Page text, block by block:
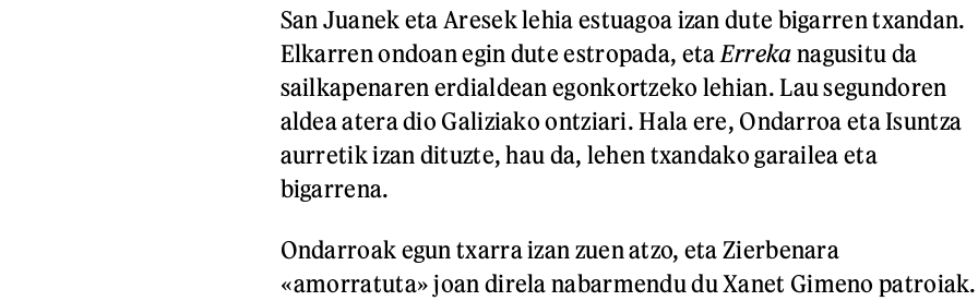
San Juanek eta Aresek lehia estuagoa izan dute bigarren txandan.
Elkarren ondoan egin dute estropada, eta Erreka nagusitu da
sailkapenaren erdialdean egonkortzeko lehian. Lau segundoren
aldea atera dio Galiziako ontziari. Hala ere, Ondarroa eta Isuntza
aurretik izan dituzte, hau da, lehen txandako garailea eta
bigarrena.
Ondarroak egun txarra izan zuen atzo, eta Zierbenara
«amorratuta» joan direla nabarmendu du Xanet Gimeno patroiak.